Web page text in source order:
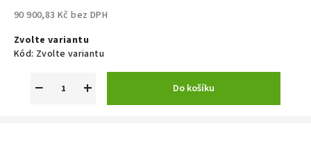
90 900,83 Kč bez DPH
cena:
Zvolte variantu
Kód: Zvolte variantu
+
− Do košíku